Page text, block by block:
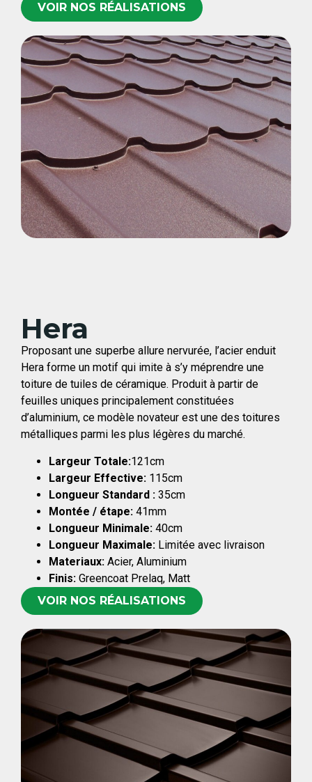
VOIR NOS RÉALISATIONS
Hera
Proposant une superbe allure nervurée, l’acier enduit
Hera forme un motif qui imite à s’y méprendre une
toiture de tuiles de céramique. Produit à partir de
feuilles uniques principalement constituées
d’aluminium, ce modèle novateur est une des toitures
métalliques parmi les plus légères du marché.
Largeur Totale:121cm
Largeur Effective: 115cm
Longueur Standard : 35cm
Montée / étape: 41mm
Longueur Minimale: 40cm
Longueur Maximale: Limitée avec livraison
Materiaux: Acier, Aluminium
Finis: Greencoat Prelaq, Matt
VOIR NOS RÉALISATIONS